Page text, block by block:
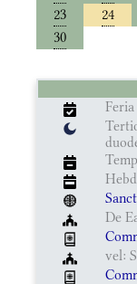
23
24
30
De
vel: